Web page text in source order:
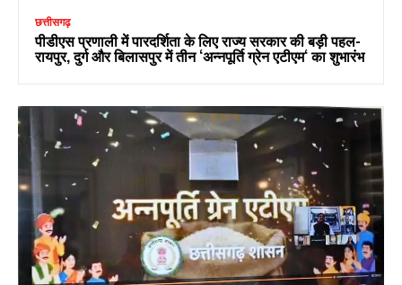
छत्तीसगढ़
पीडीएस प्रणाली में पारदर्शिता के लिए राज्य सरकार की बड़ी पहल-
रायपुर, दुर्ग और बिलासपुर में तीन ‘अन्नपूर्ति ग्रेन एटीएम‘ का शुभारंभ